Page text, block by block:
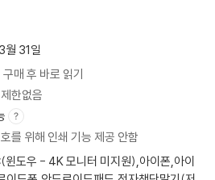
31일
매 후 바로 읽기
한없음
를 위해 인쇄 기능 제공 안함
윈도우 - 4K 모니터 미지원),아이폰,아이